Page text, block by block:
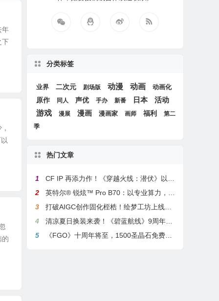
年
下
的
分类标签
业界 二次元 剧场版 动漫 动画 动画化
原作 同人 声优 手办 新番 日本
活动
游戏
漫展 漫画 漫画家 画师 福利
第二
季
热门文章
1
CF IP 再添力作！《穿越火线：潜伏》以3A叙事重塑战术潜行玩法
2
英特尔® 锐炫™ Pro B70：以专业算力，解锁本地化AI部署与生产力新基准
3
打破AIGC创作固化桎梏！绘梦工坊上线绘梦画布dreamo赋能全场景自由创作
4
清凉夏日换装来袭！《碧蓝航线》9周年庆典活动第二弹今日正式上线
5
《FGO》十周年将至，1500圣晶石免费福利，新老玩家均可解锁